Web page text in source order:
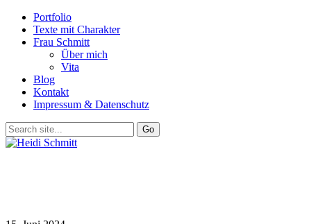
Portfolio
Texte mit Charakter
Frau Schmitt
Über mich
Vita
Blog
Kontakt
Impressum & Datenschutz